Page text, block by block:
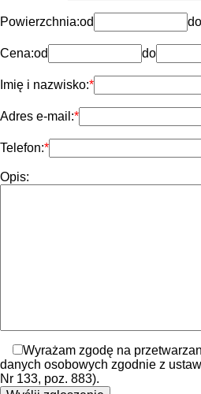
Powierzchnia:od do
Cena:od do
Imię i nazwisko:
Adres e-mail:
Telefon:
Opis:
Wyrażam zgodę na
danych osobowych zgodnie z
Nr 133, poz. 883).